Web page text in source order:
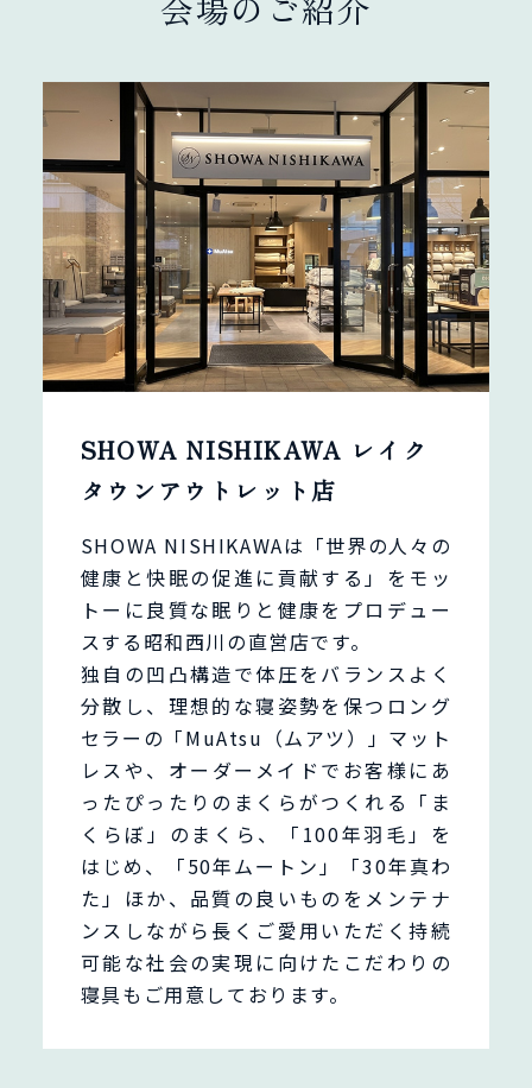
SHOWA NISHIKAWA レイク
タウンアウトレット店
SHOWA NISHIKAWAは「世界の人々の
健康と快眠の促進に貢献する」をモッ
トーに良質な眠りと健康をプロデュー
スする昭和西川の直営店です。
独自の凹凸構造で体圧をバランスよく
分散し、理想的な寝姿勢を保つロング
セラーの「MuAtsu（ムアツ）」マット
レスや、オーダーメイドでお客様にあ
ったぴったりのまくらがつくれる「ま
くらぼ」のまくら、「100年羽毛」を
はじめ、「50年ムートン」「30年真わ
た」ほか、品質の良いものをメンテナ
ンスしながら長くご愛用いただく持続
可能な社会の実現に向けたこだわりの
寝具もご用意しております。